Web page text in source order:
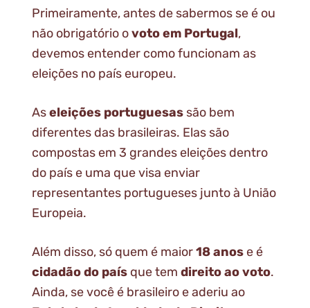
Primeiramente, antes de sabermos se é ou
não obrigatório ovoto em Portugal,
devemos entender como funcionam as
eleições no país europeu.
Aseleições portuguesas são bem
diferentes das brasileiras. Elas são
compostas em 3 grandes eleições dentro
do país e uma que visa enviar
representantes portugueses junto à União
Europeia.
Além disso, só quem é maior18 anos e é
cidadão do país que tem direito ao voto.
Ainda, se você é brasileiro e aderiu ao